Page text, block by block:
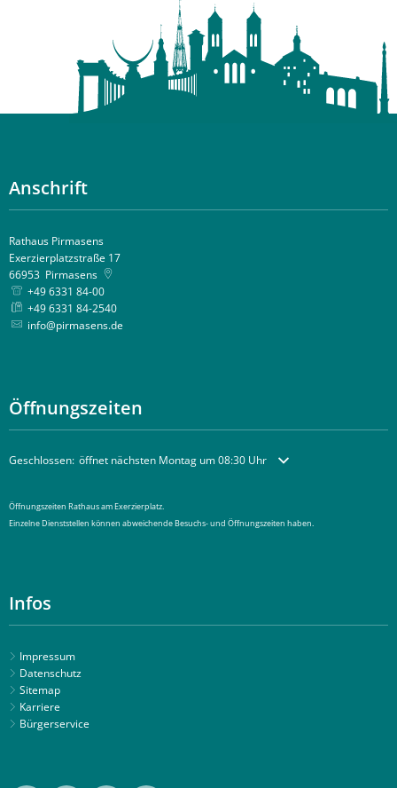
Anschrift
Rathaus Pirmasens
Exerzierplatzstraße 17
66953 Pirmasens
+49 6331 84-00
+49 6331 84-2540
info@pirmasens.de
Öffnungszeiten
Klicken, um weitere Öffnungs- oder Schließzeiten auszublenden
Geschlossen: öffnet nächsten Montag um 08:30 Uhr
Öffnungszeiten Rathaus am Exerzierplatz.
Einzelne Dienststellen können abweichende Besuchs- und Öffnungszeiten haben.
Infos
Impressum
Datenschutz
Sitemap
Karriere
Bürgerservice